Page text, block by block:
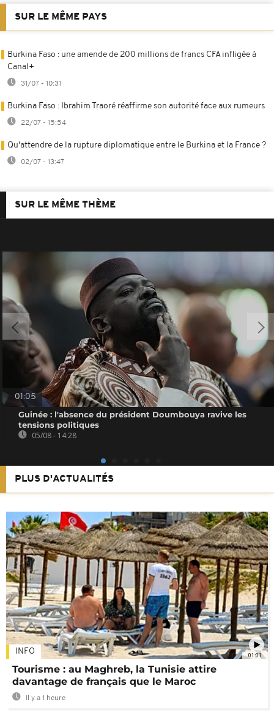
SUR LE MÊME PAYS
Burkina Faso : une amende de 200 millions de francs CFA infligée à
Canal+
31/07 - 10:31
Burkina Faso : Ibrahim Traoré réaffirme son autorité face aux rumeurs
22/07 - 15:54
Qu'attendre de la rupture diplomatique entre le Burkina et la France ?
02/07 - 13:47
SUR LE MÊME THÈME
01:05
Guinée : l'absence du président Doumbouya ravive les
tensions politiques
05/08 - 14:28
PLUS D'ACTUALITÉS
01:01
INFO
Tourisme : au Maghreb, la Tunisie attire
davantage de français que le Maroc
Il y a 1 heure